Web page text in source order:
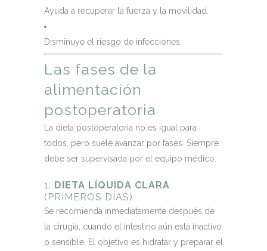
Ayuda a recuperar la fuerza y la movilidad.
Disminuye el riesgo de infecciones.
Las fases de la
alimentación
postoperatoria
La dieta postoperatoria no es igual para
todos, pero suele avanzar por fases. Siempre
debe ser supervisada por el equipo médico.
1. DIETA LÍQUIDA CLARA
(PRIMEROS DÍAS)
Se recomienda inmediatamente después de
la cirugía, cuando el intestino aún está inactivo
o sensible. El objetivo es hidratar y preparar el